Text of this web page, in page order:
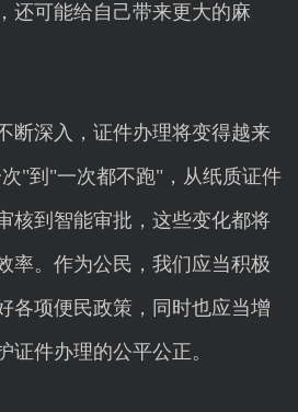
还可能给自己带来更大的麻
断深入，证件办理将变得越来
"到"一次都不跑"，从纸质证件
核到智能审批，这些变化都将
率。作为公民，我们应当积极
各项便民政策，同时也应当增
证件办理的公平公正。